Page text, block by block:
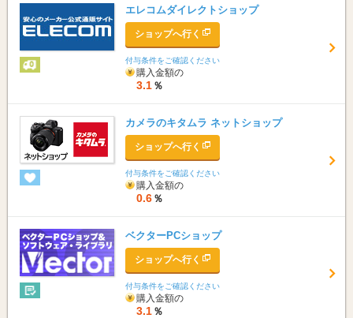
エレコムダイレクトショップ
ショップへ行く
付与条件をご確認ください
購入金額の
3.1 ％
カメラのキタムラ ネットショップ
ショップへ行く
付与条件をご確認ください
購入金額の
0.6 ％
ベクターPCショップ
ショップへ行く
付与条件をご確認ください
購入金額の
3.1 ％